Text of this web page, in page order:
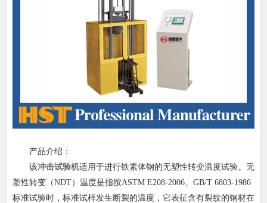
产品介绍：
该冲击试验机适用于进行铁素体钢的无塑性转变温度试验。无
塑性转变（NDT）温度是指按ASTM E208-2006、GB/T 6803-1986
标准试验时，标准试样发生断裂的温度，它表征含有裂纹的钢材在